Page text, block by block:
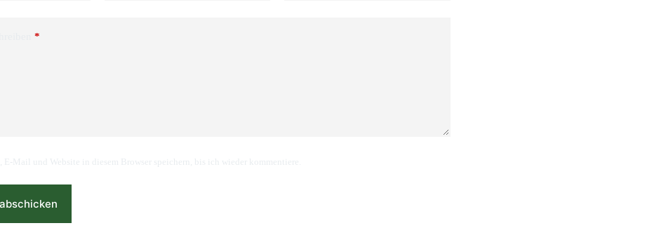
*
E-Mail und Website in diesem Browser speichern, bis ich wieder kommentiere.